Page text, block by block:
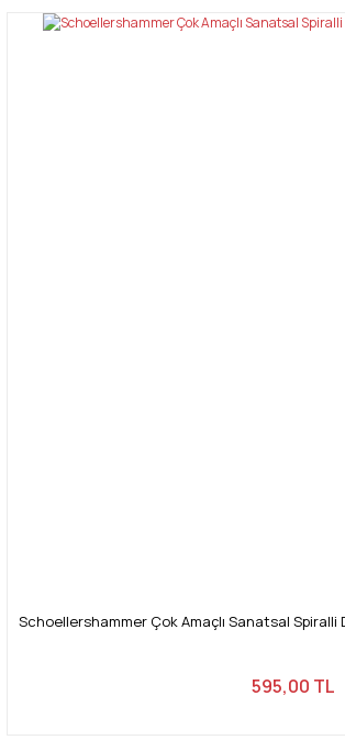
Bu ürüne ilk yorumu siz
tarafımıza iletebilirsiniz.
Schoellershammer Çok Amaçlı Sanatsal
595,00 TL